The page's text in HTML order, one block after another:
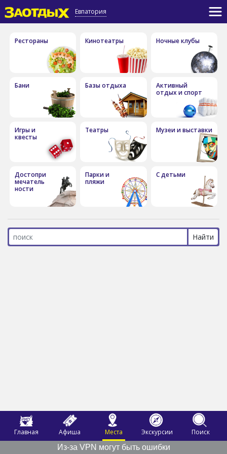
Евпатория
Главная Афиша Места Экскурсии
Поиск
Из-за VPN могут быть ошибки
Рестораны Кинотеатры Ночные клубы
Бани Базы отдыха
Активный
отдых и спорт
Игры и
квесты
Театры Музеи и выставки
Достопри
мечатель
ности
Парки и
пляжи
С детьми